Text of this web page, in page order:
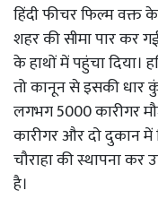
हिंदी फीचर फिल्म वक्त
शहर की सीमा पार कर
के हाथों में पहुंचा दिया।
तो कानून से इसकी धार
लगभग 5000 कारीगर
कारीगर और दो दुकान में
चौराहा की स्थापना कर
है।